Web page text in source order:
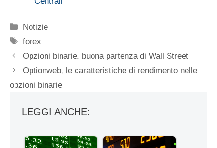
Categorie
Notizie
Tag
forex
Opzioni binarie, buona partenza di Wall Street
Optionweb, le caratteristiche di rendimento nelle
opzioni binarie
LEGGI ANCHE: